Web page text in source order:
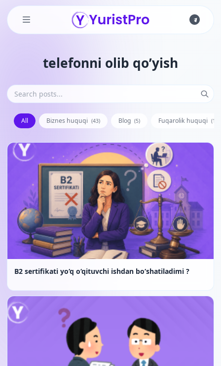
telefonni olib qo’yish
All Biznes huquqi (43) Blog (5) Fuqarolik huquqi
B2 sertifikati yo‘q o‘qituvchi ishdan bo‘shatiladimi ?